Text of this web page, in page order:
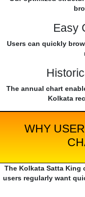
Easy
Users can quickly
The annual chart
Kolkata
WHY
The Kolkata Satta King
users regularly want